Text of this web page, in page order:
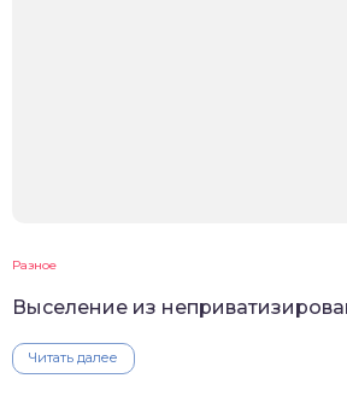
Разное
Выселение из
Читать далее